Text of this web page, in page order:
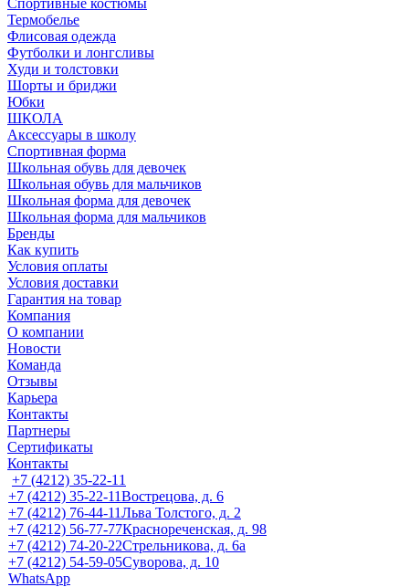
Спортивные костюмы
Термобелье
Флисовая одежда
Футболки и лонгсливы
Худи и толстовки
Шорты и бриджи
Юбки
ШКОЛА
Аксессуары в школу
Спортивная форма
Школьная обувь для девочек
Школьная обувь для мальчиков
Школьная форма для девочек
Школьная форма для мальчиков
Бренды
Как купить
Условия оплаты
Условия доставки
Гарантия на товар
Компания
О компании
Новости
Команда
Отзывы
Карьера
Контакты
Партнеры
Сертификаты
Контакты
+7 (4212) 35-22-11
+7 (4212) 35-22-11Вострецова, д. 6
+7 (4212) 76-44-11Льва Толстого, д. 2
+7 (4212) 56-77-77Краснореченская, д. 98
+7 (4212) 74-20-22Стрельникова, д. 6а
+7 (4212) 54-59-05Суворова, д. 10
WhatsApp